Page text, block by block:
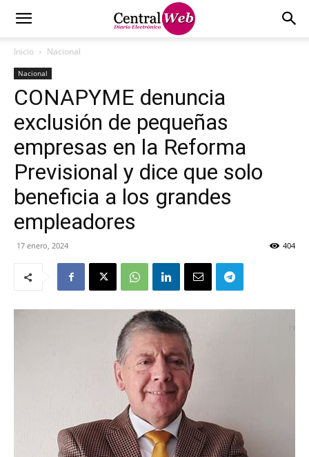
Inicio Nacional
Nacional
CONAPYME denuncia
exclusión de pequeñas
empresas en la Reforma
Previsional y dice que solo
beneficia a los grandes
empleadores
17 enero, 2024 404